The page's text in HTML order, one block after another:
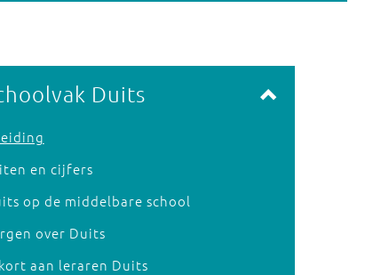
Duits
en cijfers
op de middelbare school
over Duits
aan leraren Duits